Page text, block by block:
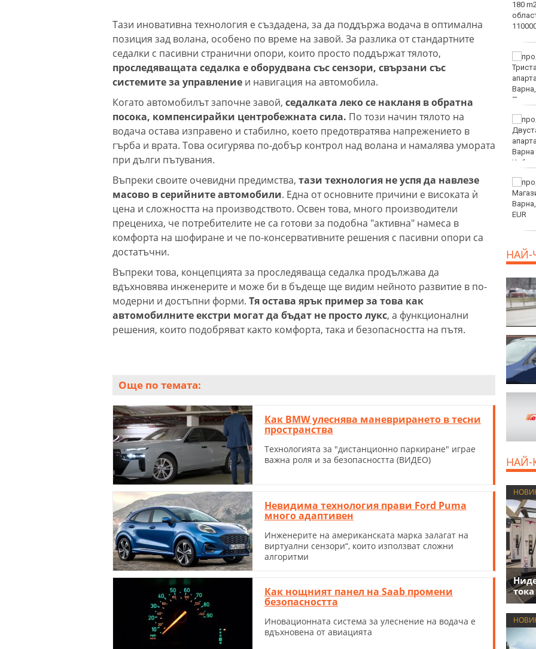
Тази иновативна технология е създадена, за да поддържа водача в оптимална
позиция зад волана, особено по време на завой. За разлика от стандартните
седалки с пасивни странични опори, които просто поддържат тялото,
проследяващата седалка е оборудвана със сензори, свързани със
системите за управление и навигация на автомобила.
Когато автомобилът започне завой, седалката леко се накланя в обратна
посока, компенсирайки центробежната сила. По този начин тялото на
водача остава изправено и стабилно, което предотвратява напрежението в
гърба и врата. Това осигурява по-добър контрол над волана и намалява умората
при дълги пътувания.
Въпреки своите очевидни предимства, тази технология не успя да навлезе
масово в серийните автомобили. Една от основните причини е високата ѝ
цена и сложността на производството. Освен това, много производители
прецениха, че потребителите не са готови за подобна "активна" намеса в
комфорта на шофиране и че по-консервативните решения с пасивни опори са
достатъчни.
Въпреки това, концепцията за проследяваща седалка продължава да
вдъхновява инженерите и може би в бъдеще ще видим нейното развитие в по-
модерни и достъпни форми. Тя остава ярък пример за това как
автомобилните екстри могат да бъдат не просто лукс, а функционални
решения, които подобряват както комфорта, така и безопасността на пътя.
Още по темата:
Как BMW улеснява маневрирането в тесни
пространства
Технологията за "дистанционно паркиране" играе
важна роля и за безопасността (ВИДЕО)
Невидима технология прави Ford Puma
много адаптивен
Инженерите на американската марка залагат на
виртуални сензори“, които използват сложни
алгоритми
Как нощният панел на Saab промени
безопасността
Иновационната система за улеснение на водача е
вдъхновена от авиацията
Варна с нова услуга за
денонощна грижа за
Започна юбилейният 50-
и международен бридж
Катастрофа, при която
пострадаха деца,
Варна
НАЙ-
НАЙ-